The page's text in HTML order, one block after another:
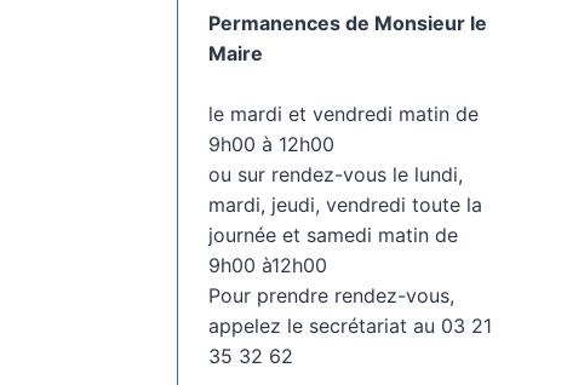
Permanences de Monsieur le
Maire
le mardi et vendredi matin de
9h00 à 12h00
ou sur rendez-vous le lundi,
mardi, jeudi, vendredi toute la
journée et samedi matin de
9h00 à12h00
Pour prendre rendez-vous,
appelez le secrétariat au 03 21
35 32 62